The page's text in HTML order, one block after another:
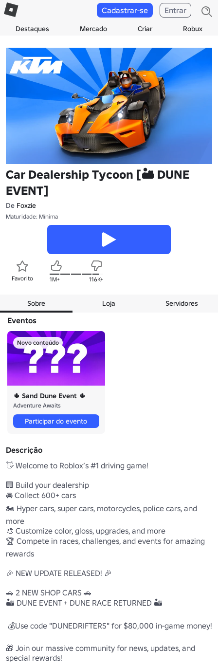
Destaques Mercado Criar Robux
Cadastrar-se Entrar
Car Dealership Tycoon [🏜️ DUNE
EVENT]
De Foxzie
Maturidade: Mínima
Favorito 1M+ 116K+
Sobre Loja Servidores
Eventos
Novo conteúdo
🌵 Sand Dune Event 🌵
Adventure Awaits
Participar do evento
Descrição
👋 Welcome to Roblox’s #1 driving game!
🏢 Build your dealership
🚘 Collect 600+ cars
🏍️ Hyper cars, super cars, motorcycles, police cars, and
more
🎨 Customize color, gloss, upgrades, and more
🏆 Compete in races, challenges, and events for amazing
rewards
🎉 NEW UPDATE RELEASED! 🎉
🚗 2 NEW SHOP CARS 🚗
🏜️ DUNE EVENT + DUNE RACE RETURNED 🏜️
🎁 Join our massive community for news, updates, and
special rewards!